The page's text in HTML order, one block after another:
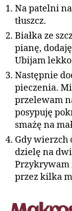
Na patelni
tłuszcz.
Białka ze
pianę,
Ubijam
Następnie
pieczenia.
przelewam
posypuję
smażę na
Gdy wierzch
dzielę na
Przykrywam
przez kilka